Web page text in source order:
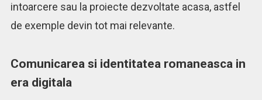
intoarcere sau la proiecte dezvoltate acasa, astfel
de exemple devin tot mai relevante.
Comunicarea si identitatea romaneasca in
era digitala